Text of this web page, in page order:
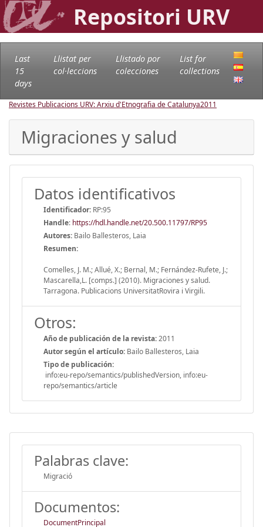
Repositori URV
Last
15
days
Llistat per
col·leccions
Llistado por
colecciones
List for
collections
Revistes Publicacions URV: Arxiu d'Etnografia de Catalunya2011
Migraciones y salud
Datos identificativos
Identificador: RP:95
Handle: https://hdl.handle.net/20.500.11797/RP95
Autores: Bailo Ballesteros, Laia
Resumen:
Comelles, J. M.; Allué, X.; Bernal, M.; Fernández-Rufete, J.;
Mascarella,L. [comps.] (2010). Migraciones y salud.
Tarragona. Publicacions UniversitatRovira i Virgili.
Otros:
Año de publicación de la revista:2011
Autor según el artículo: Bailo Ballesteros, Laia
Tipo de publicación:
info:eu-repo/semantics/publishedVersion, info:eu-
repo/semantics/article
Palabras clave:
Migració
Documentos:
DocumentPrincipal